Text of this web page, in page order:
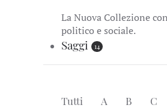
La Nuova Collezione
politico e sociale.
Saggi 14
Tutti A B C